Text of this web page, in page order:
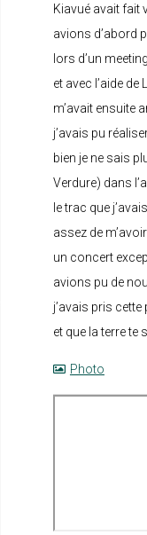
Kiavué avait fait
avions d’abord
lors d’un
et avec l’aide
m’avait ensuite
j’avais pu
bien je ne sais
Verdure) dans
le trac que
assez de
un concert
avions pu de
j’avais pris
et que la terre te
Photo